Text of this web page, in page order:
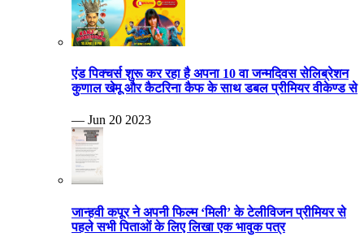
एंड पिक्चर्स शुरू कर रहा है अपना 10 वा जन्मदिवस सेलिब्रेशन
कुणाल खेमू और कैटरिना कैफ के साथ डबल प्रीमियर वीकेण्ड से
— Jun 20 2023
जान्हवी कपूर ने अपनी फिल्म ‘मिली’ के टेलीविजन प्रीमियर से
पहले सभी पिताओं के लिए लिखा एक भावुक पत्र